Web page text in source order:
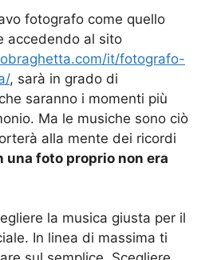
fotografo come quello
accedendo al sito
it/fotografo-
, sarà in grado di
saranno i momenti più
Ma le musiche sono ciò
alla mente dei ricordi
una foto proprio non era
la musica giusta per il
In linea di massima ti